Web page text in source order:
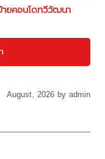
ายคอนโดทวีวัฒนา
August, 2026 by admin